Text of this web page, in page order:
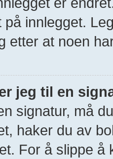
på innlegget.
etter at noen
jeg til en
signatur, må
haker du av
For å slippe